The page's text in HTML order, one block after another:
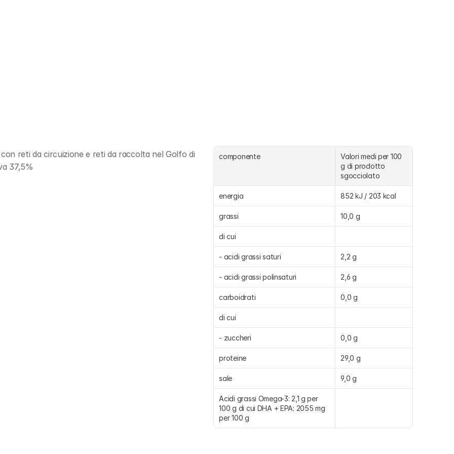
reti da circuizione e reti da raccolta nel Golfo di
37,5%
componente
Valori medi per 100
g di prodotto
sgocciolato
energia 852 kJ / 203 kcal
grassi 10,0 g
di cui
- acidi grassi saturi 2,2 g
- acidi grassi polinsaturi 2,6 g
carboidrati 0,0 g
di cui
- zuccheri 0,0 g
proteine 29,0 g
sale 9,0 g
Acidi grassi Omega-3: 2,1 g per
100 g di cui DHA + EPA: 2055 mg
per 100 g